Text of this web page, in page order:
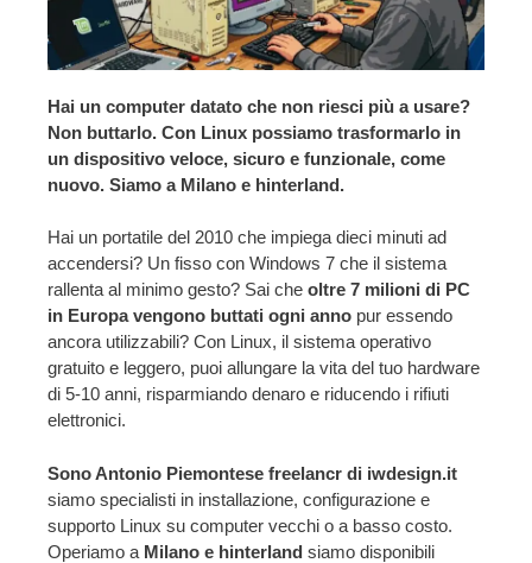
Hai un computer datato che non riesci più a usare?
Non buttarlo. Con Linux possiamo trasformarlo in
un dispositivo veloce, sicuro e funzionale, come
nuovo. Siamo a Milano e hinterland.
Hai un portatile del 2010 che impiega dieci minuti ad
accendersi? Un fisso con Windows 7 che il sistema
rallenta al minimo gesto? Sai che oltre 7 milioni di PC
in Europa vengono buttati ogni anno pur essendo
ancora utilizzabili? Con Linux, il sistema operativo
gratuito e leggero, puoi allungare la vita del tuo hardware
di 5-10 anni, risparmiando denaro e riducendo i rifiuti
elettronici.
Sono Antonio Piemontese freelancr di iwdesign.it
siamo specialisti in installazione, configurazione e
supporto Linux su computer vecchi o a basso costo.
Operiamo a Milano e hinterland siamo disponibili